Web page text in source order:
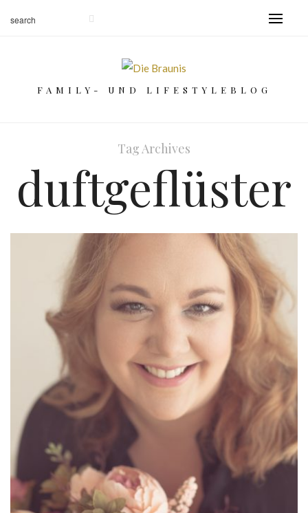
FAMILY- UND LIFESTYLEBLOG
Tag Archives
duftgeflüster